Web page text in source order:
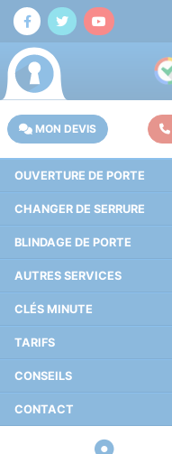
OUVERTURE DE PORTE
CHANGER DE SERRURE
BLINDAGE DE PORTE
AUTRES SERVICES
CLÉS MINUTE
TARIFS
CONSEILS
CONTACT
MON DEVIS